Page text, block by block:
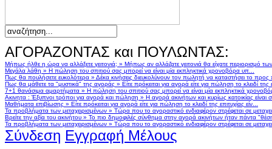
ΑΓΟΡΑΖΟΝΤΑΣ και ΠΟΥΛΩΝΤΑΣ:
Μήπως ήλθε η ώρα να αλλάξετε γειτονιά; » Μήπως αν αλλάζατε γειτονιά θα είχατε περιορισμό
Μεγάλα λάθη » Η πώληση του σπιτιού σας μπορεί να είναι μία εκπληκτικά χρονοβόρα υπ...
Πως θα πουλήσετε ευκολότερα » Δέκα κινήσεις διευκολύνουν τον πωλητή να καταστήσει το
Πως θα μάθετε τα "μυστικά" της αγοράς » Είτε πρόκειται για αγορά είτε για πώληση το κλειδί της
7+1 θανάσιμα αμαρτήματα » Η πώληση του σπιτιού σας μπορεί να είναι μία εκπληκτικά
Ακινητα : Έξυπνοι τρόποι για αγορά και πώληση » Η αγορά ακινήτων και κυρίως κατοικίας
Μαθήματα επιβίωσης » Είτε πρόκειται για αγορά είτε για πώληση το κλειδί της επιτυχίας είν...
Τα προβλήματα των μεταχειρισμένων » Τώρα που το αγοραστικό ενδιαφέρον στρέφεται σε
Βρείτε την αξία του ακινήτου » Το πιο δημοφιλές σύνθημα στην αγορά ακινήτων ήταν πάντα
Τα προβλήματα των μεταχειρισμένων » Τώρα που το αγοραστικό ενδιαφέρον στρέφεται σε
Σύνδεση Εγγραφή Μέλους